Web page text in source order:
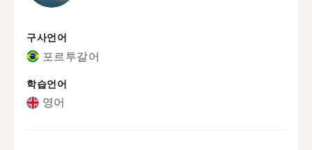
구사언어
포르투갈어
학습언어
영어